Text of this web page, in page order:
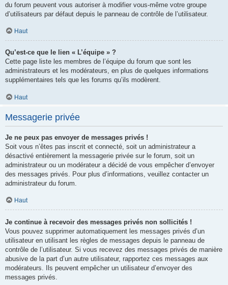
du forum peuvent vous autoriser à modifier vous-même votre groupe
d’utilisateurs par défaut depuis le panneau de contrôle de l’utilisateur.
Haut
Qu’est-ce que le lien « L’équipe » ?
Cette page liste les membres de l’équipe du forum que sont les
administrateurs et les modérateurs, en plus de quelques informations
supplémentaires tels que les forums qu’ils modèrent.
Haut
Messagerie privée
Je ne peux pas envoyer de messages privés !
Soit vous n’êtes pas inscrit et connecté, soit un administrateur a
désactivé entièrement la messagerie privée sur le forum, soit un
administrateur ou un modérateur a décidé de vous empêcher d’envoyer
des messages privés. Pour plus d’informations, veuillez contacter un
administrateur du forum.
Haut
Je continue à recevoir des messages privés non sollicités !
Vous pouvez supprimer automatiquement les messages privés d’un
utilisateur en utilisant les règles de messages depuis le panneau de
contrôle de l’utilisateur. Si vous recevez des messages privés de manière
abusive de la part d’un autre utilisateur, rapportez ces messages aux
modérateurs. Ils peuvent empêcher un utilisateur d’envoyer des
messages privés.